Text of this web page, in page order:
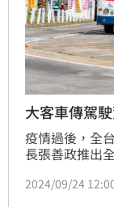
大客車傳駕
疫情過後，全
長張善政推出
前達標，其中
2024/09/24